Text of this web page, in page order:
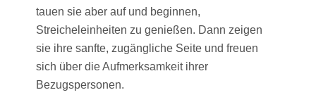
tauen sie aber auf und beginnen,
Streicheleinheiten zu genießen. Dann zeigen
sie ihre sanfte, zugängliche Seite und freuen
sich über die Aufmerksamkeit ihrer
Bezugspersonen.